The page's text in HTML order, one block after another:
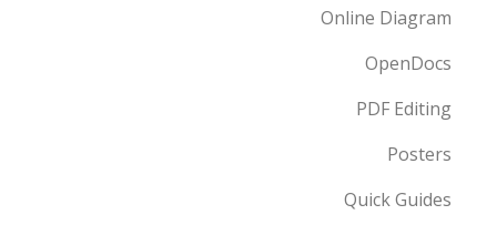
Online Diagram
OpenDocs
PDF Editing
Posters
Quick Guides